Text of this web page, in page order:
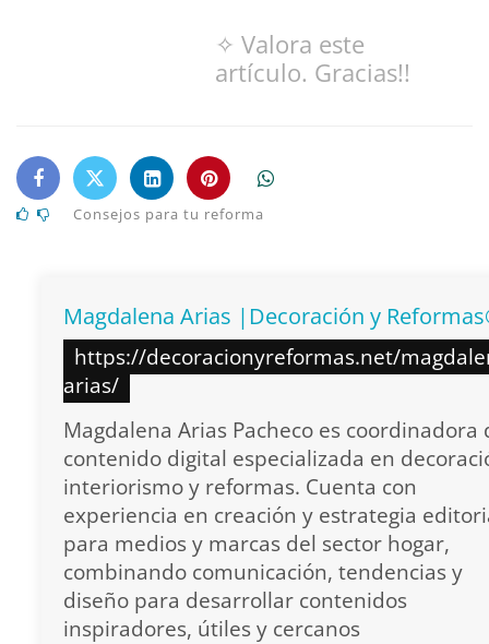
✧ Valora este
artículo. Gracias!!
Consejos para tu reforma
Magdalena Arias |Decoración y
https://decoracionyreformas.net/
arias/
Magdalena Arias Pacheco es coordinadora
contenido digital especializada en
interiorismo y reformas. Cuenta con
experiencia en creación y estrategia
para medios y marcas del sector hogar,
combinando comunicación, tendencias y
diseño para desarrollar contenidos
inspiradores, útiles y cercanos